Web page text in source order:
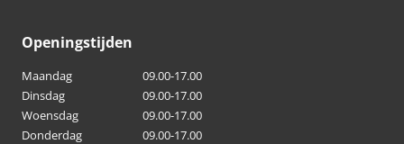
worden
op
de
productpagina
Openingstijden
Maandag
09.00-17.00
Dinsdag
09.00-17.00
Woensdag
09.00-17.00
Donderdag
09.00-17.00